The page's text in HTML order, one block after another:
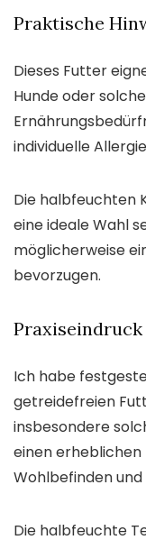
Praktische
Dieses Futter
Hunde oder
individuelle
Die halbfeuchten
eine ideale Wahl
möglicherweise
bevorzugen.
Praxiseindruck
Ich habe
getreidefreien
insbesondere
einen
Wohlbefinden
Die halbfeuchte